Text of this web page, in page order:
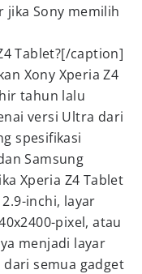
jika Sony memilih
Tablet?[/caption]
Xony Xperia Z4
tahun lalu
versi Ultra dari
spesifikasi
Samsung
Xperia Z4 Tablet
inchi, layar
pixel, atau
menjadi layar
semua gadget